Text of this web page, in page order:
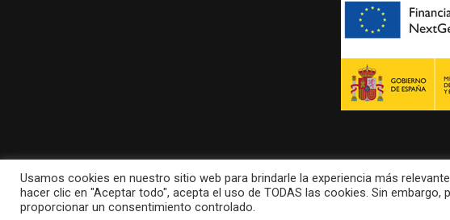
Términos y condiciones Política de privacidad
Usamos cookies en nuestro sitio web para brindarle la experiencia más
hacer clic en "Aceptar todo", acepta el uso de TODAS las cookies. Sin
proporcionar un consentimiento controlado.